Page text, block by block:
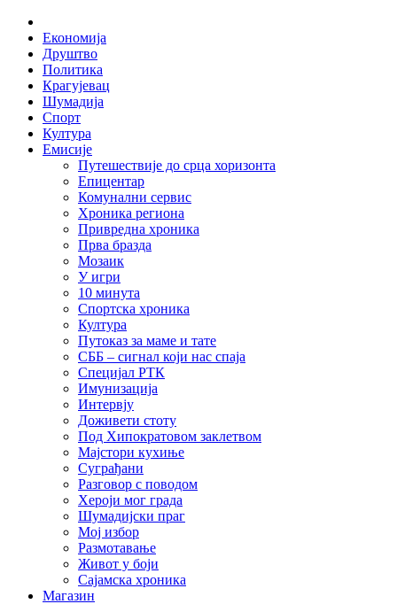
Skip
content
Економија
Друштво
Политика
Крагујевац
Шумадија
Спорт
Култура
Емисије
Путешествије до срца хоризонта
Епицентар
Комунални сервис
Хроника региона
Привредна хроника
Прва бразда
Мозаик
У игри
10 минута
Спортска хроника
Култура
Путоказ за маме и тате
СББ – сигнал који нас спаја
Специјал РТК
Имунизација
Интервју
Доживети стоту
Под Хипократовом заклетвом
Мајстори кухиње
Суграђани
Разговор с поводом
Хероји мог града
Шумадијски праг
Мој избор
Размотавање
Живот у боји
Сајамска хроника
Магазин